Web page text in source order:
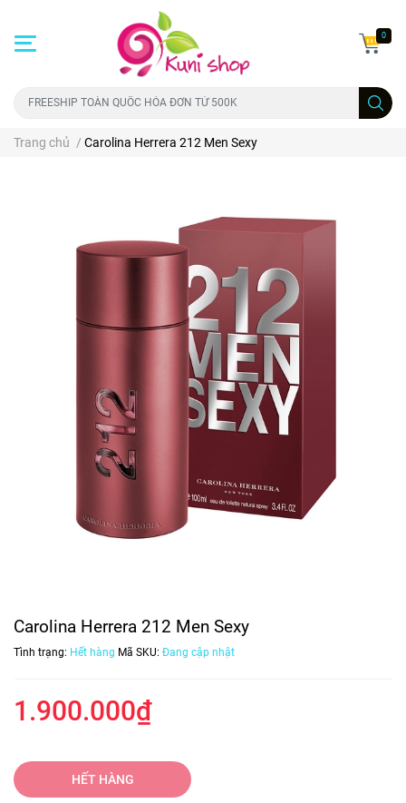
0
Trang chủ / Carolina Herrera 212 Men Sexy
Carolina Herrera 212 Men Sexy
Tình trạng: Hết hàng Mã SKU: Đang cập nhật
1.900.000₫
HẾT HÀNG